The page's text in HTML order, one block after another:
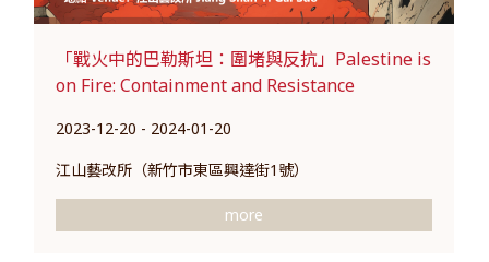
「戰火中的巴勒斯坦：圍堵與反抗」Palestine is
on Fire: Containment and Resistance
2023-12-20 - 2024-01-20
江山藝改所（新竹市東區興達街1號）
more